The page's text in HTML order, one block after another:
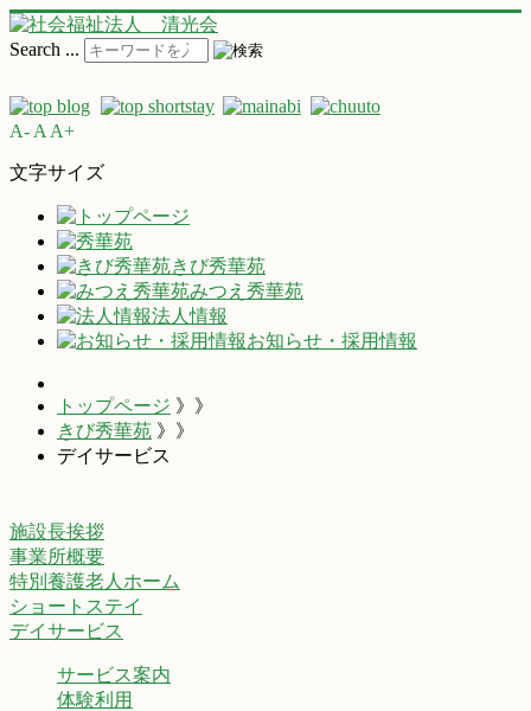
Search ...
A- A A+
文字サイズ
きび秀華苑
みつえ秀華苑
法人情報
お知らせ・採用情報
トップページ 》》
きび秀華苑 》》
デイサービス
施設長挨拶
事業所概要
特別養護老人ホーム
ショートステイ
デイサービス
サービス案内
体験利用